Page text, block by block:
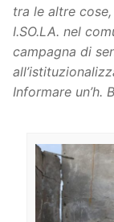
tra le altre
I.SO.LA. nel
campagna di
Informare un’h.